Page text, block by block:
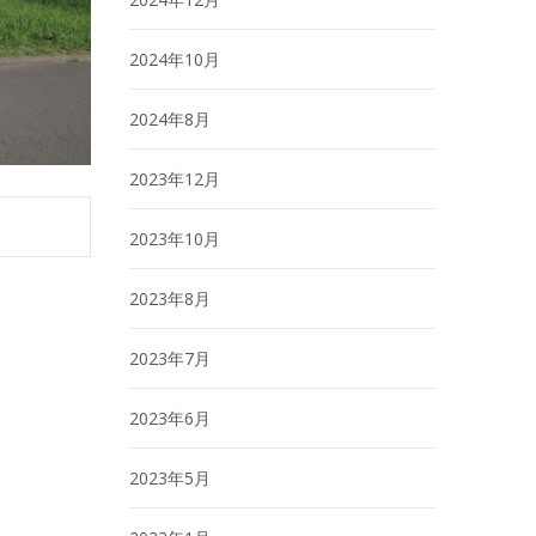
2024年10月
2024年8月
2023年12月
2023年10月
2023年8月
2023年7月
2023年6月
2023年5月